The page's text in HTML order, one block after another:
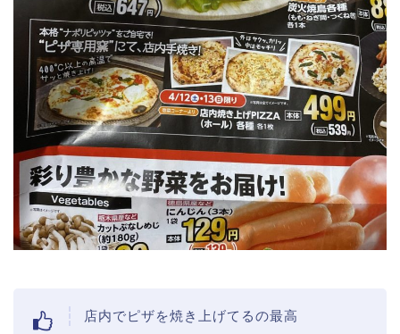
店内でピザを焼き上げてるの最高